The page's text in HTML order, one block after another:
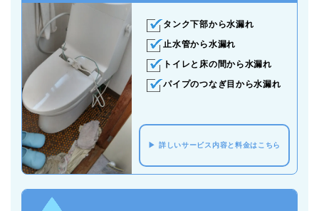
タンク下部から水漏れ
止水管から水漏れ
トイレと床の間から水漏れ
パイプのつなぎ目から水漏れ
詳しいサービス内容と料金はこちら